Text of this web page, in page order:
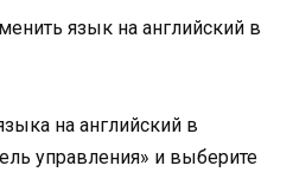
язык на английский в
на английский в
управления» и выберите